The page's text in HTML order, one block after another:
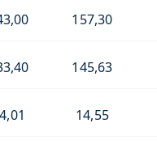
157,30
145,63
14,55